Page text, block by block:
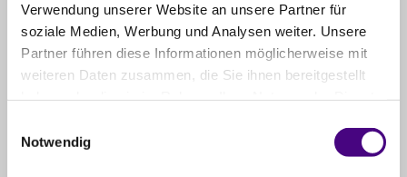
Verwendung unserer Website an unsere Partner für
soziale Medien, Werbung und Analysen weiter. Unsere
Partner führen diese Informationen möglicherweise mit
weiteren Daten zusammen, die Sie ihnen bereitgestellt
Notwendig
Ines K.
Top. Tolles Ambiente, sehr nette Mitarbeiter, tolles
Holger D.